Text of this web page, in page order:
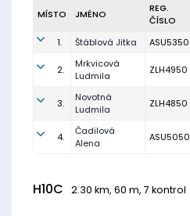
MÍSTO JMÉNO
REG.
ČÍSLO
1. Štáblová Jitka ASU5350
2.
Mrkvicová
Ludmila
ZLH4950
3.
Novotná
Ludmila
ZLH4850
4.
Čadilová
Alena
ASU5050
H10C 2.30 km, 60 m, 7 kontrol